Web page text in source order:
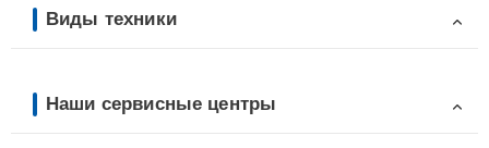
Виды техники
Наши сервисные центры